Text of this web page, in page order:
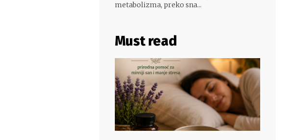
metabolizma, preko sna...
Must read